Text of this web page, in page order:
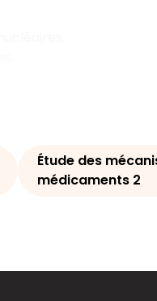
Étude des
médicaments 2